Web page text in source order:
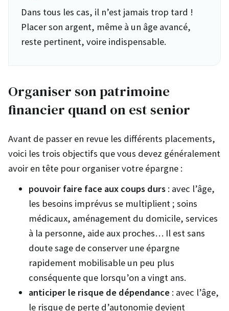
Dans tous les cas, il n’est jamais trop tard !
Placer son argent, même à un âge avancé,
reste pertinent, voire indispensable.
Organiser son patrimoine
financier quand on est senior
Avant de passer en revue les différents placements,
voici les trois objectifs que vous devez généralement
avoir en tête pour organiser votre épargne :
pouvoir faire face aux coups durs : avec l’âge,
les besoins imprévus se multiplient ; soins
médicaux, aménagement du domicile, services
à la personne, aide aux proches… Il est sans
doute sage de conserver une épargne
rapidement mobilisable un peu plus
conséquente que lorsqu’on a vingt ans.
anticiper le risque de dépendance : avec l’âge,
le risque de perte d’autonomie devient